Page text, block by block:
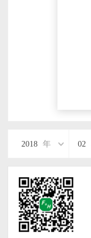
2018 年 02